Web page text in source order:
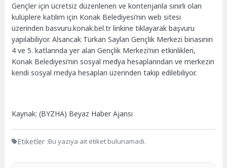
Gençler için ücretsiz düzenlenen ve kontenjanla sınırlı olan
kulüplere katılım için Konak Belediyesi’nin web sitesi
üzerinden basvuru.konak.bel.tr linkine tıklayarak başvuru
yapılabiliyor. Alsancak Türkan Saylan Gençlik Merkezi binasının
4 ve 5. katlarında yer alan Gençlik Merkezi’nin etkinlikleri,
Konak Belediyesi’nin sosyal medya hesaplarından ve merkezin
kendi sosyal medya hesapları üzerinden takip edilebiliyor.
Kaynak: (BYZHA) Beyaz Haber Ajansı
Etiketler :Bu yazıya ait etiket bulunamadı.